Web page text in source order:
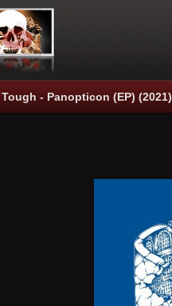
- Panopticon (EP) (2021)